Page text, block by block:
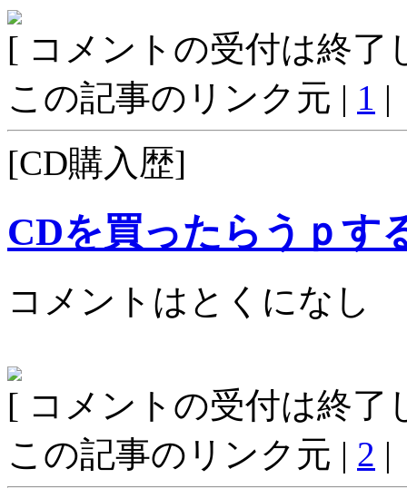
[ コメントの受付は終了
この記事のリンク元 | 1 |
[CD購入歴]
CDを買ったらうｐす
コメントはとくになし
[ コメントの受付は終了
この記事のリンク元 | 2 |